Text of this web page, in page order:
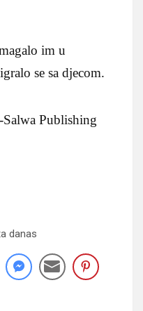
im u
se sa djecom.
Publishing
danas